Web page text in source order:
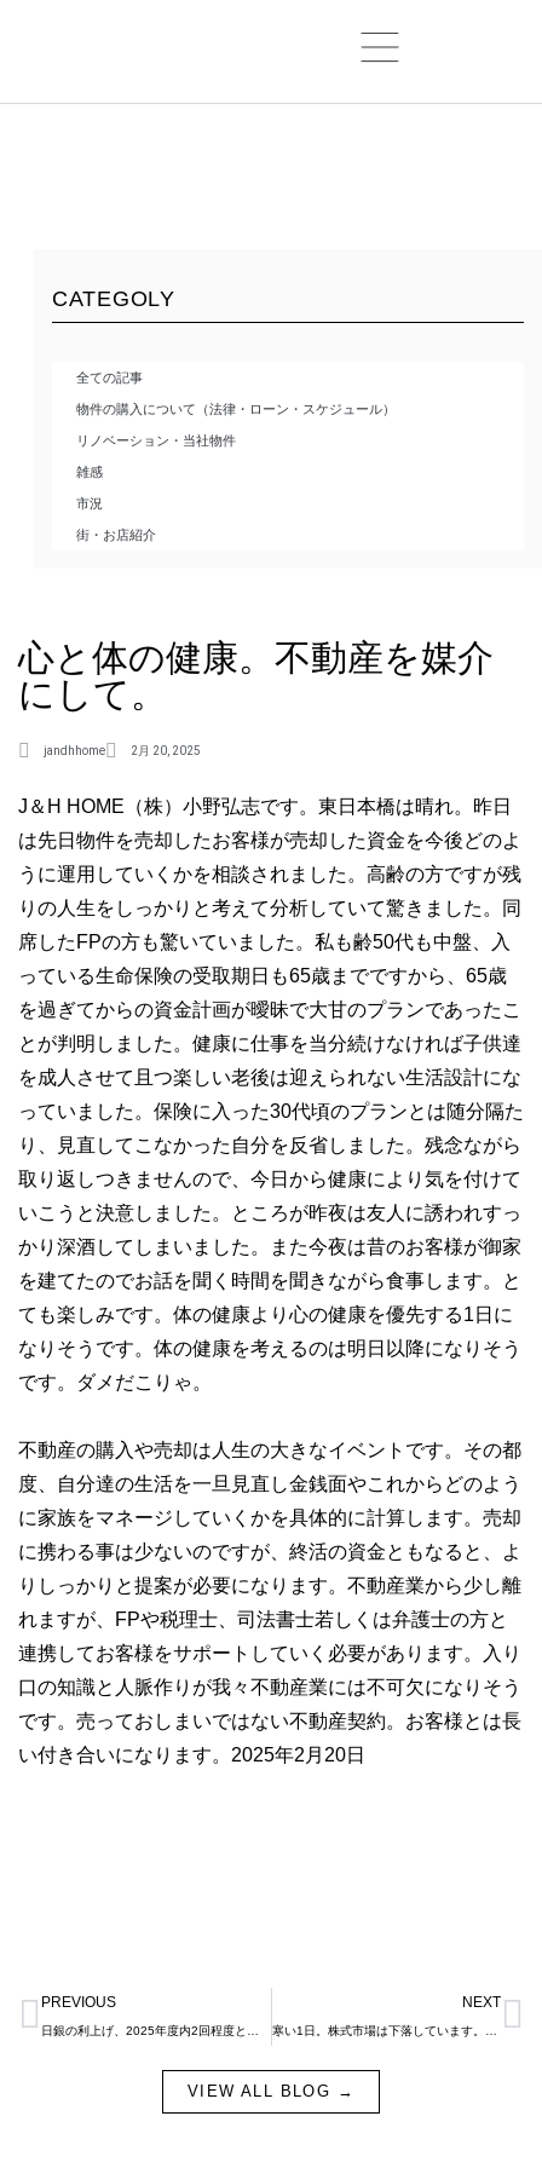
心と体の健康。不動産を媒介
にして。
jandhhome 2月 20, 2025
J＆H HOME（株）小野弘志です。東日本橋は晴れ。昨日
は先日物件を売却したお客様が売却した資金を今後どのよ
うに運用していくかを相談されました。高齢の方ですが残
りの人生をしっかりと考えて分析していて驚きました。同
席したFPの方も驚いていました。私も齢50代も中盤、入
っている生命保険の受取期日も65歳までですから、65歳
を過ぎてからの資金計画が曖昧で大甘のプランであったこ
とが判明しました。健康に仕事を当分続けなければ子供達
を成人させて且つ楽しい老後は迎えられない生活設計にな
っていました。保険に入った30代頃のプランとは随分隔た
り、見直してこなかった自分を反省しました。残念ながら
取り返しつきませんので、今日から健康により気を付けて
いこうと決意しました。ところが昨夜は友人に誘われすっ
かり深酒してしまいました。また今夜は昔のお客様が御家
を建てたのでお話を聞く時間を聞きながら食事します。と
ても楽しみです。体の健康より心の健康を優先する1日に
なりそうです。体の健康を考えるのは明日以降になりそう
です。ダメだこりゃ。
不動産の購入や売却は人生の大きなイベントです。その都
度、自分達の生活を一旦見直し金銭面やこれからどのよう
に家族をマネージしていくかを具体的に計算します。売却
に携わる事は少ないのですが、終活の資金ともなると、よ
りしっかりと提案が必要になります。不動産業から少し離
れますが、FPや税理士、司法書士若しくは弁護士の方と
連携してお客様をサポートしていく必要があります。入り
口の知識と人脈作りが我々不動産業には不可欠になりそう
です。売っておしまいではない不動産契約。お客様とは長
い付き合いになります。2025年2月20日
CATEGOLY
全ての記事
物件の購入について（法律・ローン・スケジュール）
リノベーション・当社物件
雑感
市況
街・お店紹介
Prev
PREVIOUS NEXT
VIEW ALL BLOG →